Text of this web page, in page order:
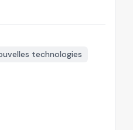
technologies